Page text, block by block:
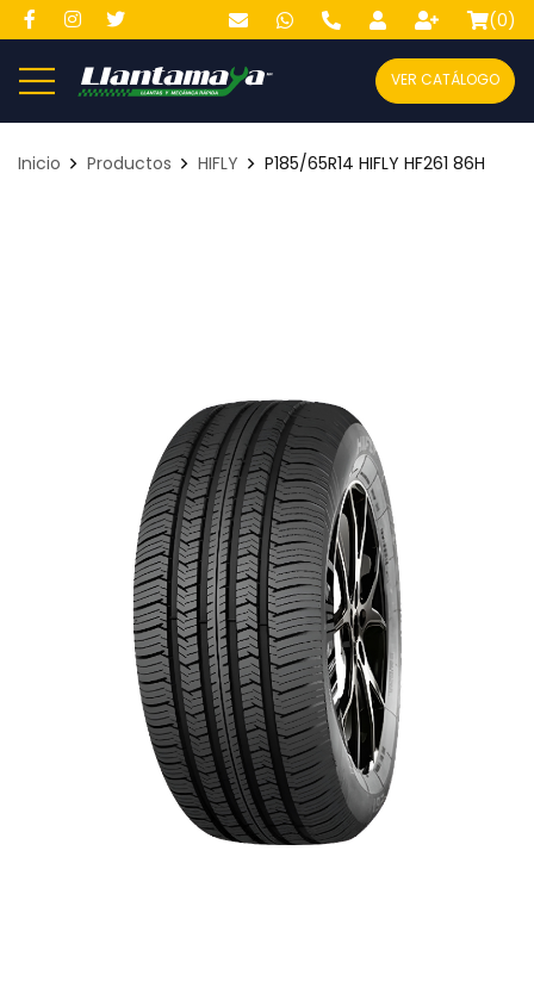
(0)
VER CATÁLOGO
Inicio Productos HIFLY P185/65R14 HIFLY HF261 86H